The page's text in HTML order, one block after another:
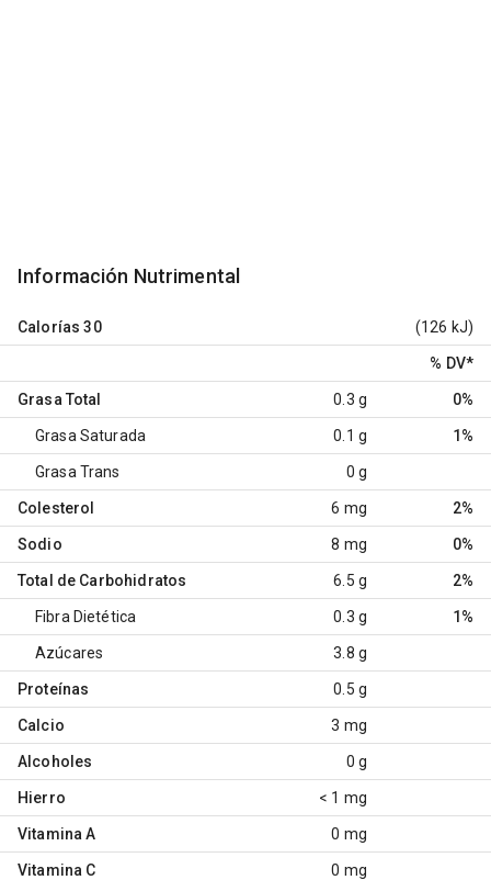
Información Nutrimental
Calorías 30 (126 kJ)
% DV*
Grasa Total 0.3 g 0%
Grasa Saturada 0.1 g 1%
Grasa Trans 0 g
Colesterol 6 mg 2%
Sodio 8 mg 0%
Total de Carbohidratos 6.5 g 2%
Fibra Dietética 0.3 g 1%
Azúcares 3.8 g
Proteínas 0.5 g
Calcio 3 mg
Alcoholes 0 g
Hierro < 1 mg
Vitamina A 0 mg
Vitamina C 0 mg